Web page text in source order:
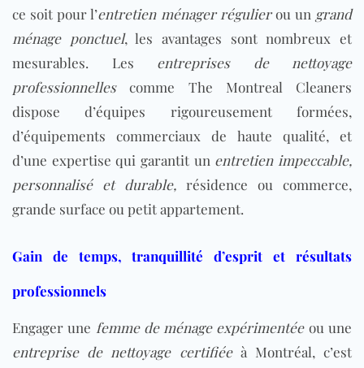
ce soit pour l’entretien ménager régulierou un grand
ménage ponctuel, les avantages sont nombreux et
mesurables. Les entreprises de nettoyage
professionnellescomme The Montreal Cleaners
dispose d’équipes rigoureusement formées,
d’équipements commerciaux de haute qualité, et
d’une expertise qui garantit un entretien impeccable,
personnalisé et durable, résidence ou commerce,
grande surface ou petit appartement.
Gain de temps, tranquillité d’esprit et résultats
professionnels
Engager une femme de ménage expérimentéeou une
entreprise de nettoyage certifiéeà Montréal, c’est